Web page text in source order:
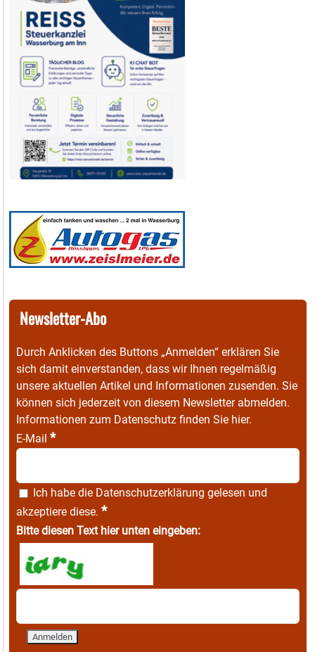
Newsletter-Abo
Durch Anklicken des Buttons „Anmelden“ erklären Sie
sich damit einverstanden, dass wir Ihnen regelmäßig
unsere aktuellen Artikel und Informationen zusenden. Sie
können sich jederzeit von diesem Newsletter abmelden.
Informationen zum Datenschutz finden Sie hier.
E-Mail *
Ich habe die Datenschutzerklärung gelesen und
akzeptiere diese. *
Bitte diesen Text hier unten eingeben: